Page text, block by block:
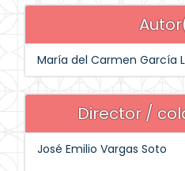
María del Carmen García
Director /
José Emilio Vargas Soto